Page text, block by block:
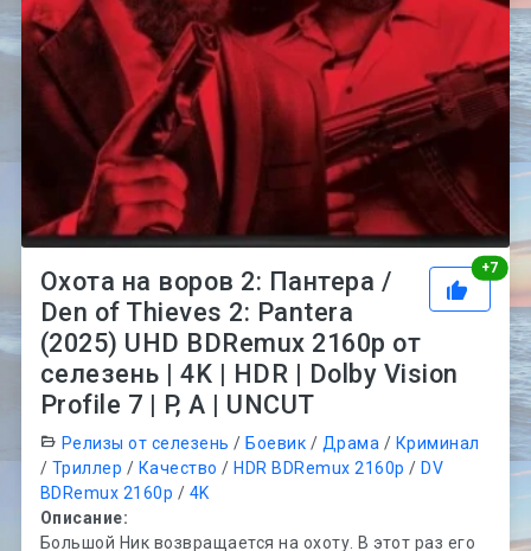
+7
Охота на воров 2: Пантера /
Den of Thieves 2: Pantera
(2025) UHD BDRemux 2160p от
селезень | 4K | HDR | Dolby Vision
Profile 7 | P, A | UNCUT
Релизы от селезень / Боевик / Драма / Криминал
/ Триллер / Качество / HDR BDRemux 2160p / DV
BDRemux 2160p / 4K
Описание:
Большой Ник возвращается на охоту. В этот раз его